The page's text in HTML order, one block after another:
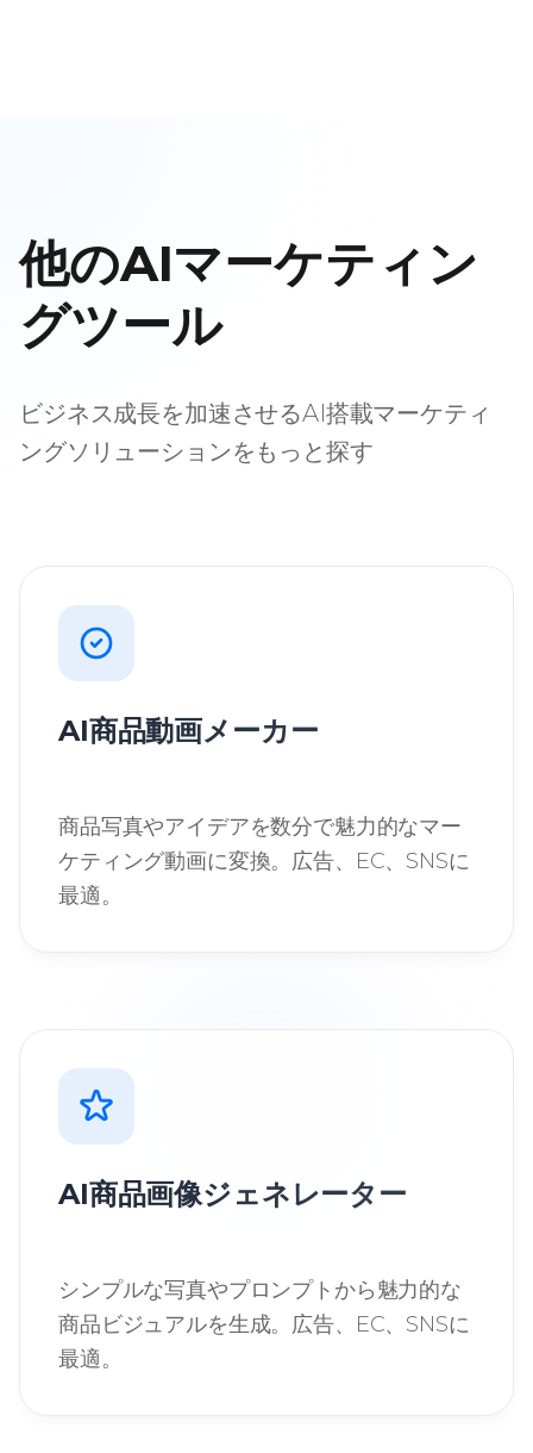
他のAIマーケティン
グツール
ビジネス成長を加速させるAI搭載マーケティ
ングソリューションをもっと探す
AI商品動画メーカー
商品写真やアイデアを数分で魅力的なマー
ケティング動画に変換。広告、EC、SNSに
最適。
AI商品画像ジェネレーター
シンプルな写真やプロンプトから魅力的な
商品ビジュアルを生成。広告、EC、SNSに
最適。